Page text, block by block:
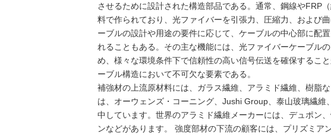
させるために設計された構造部品である。通常、鋼線やFRP
料で作られており、光ファイバーを引張力、圧縮力、および
ーブルの設計や用途の要件に応じて、ケーブルの中心部に配
れることもある。その主な機能には、光ファイバーケーブル
め、様々な環境条件下で信頼性の高い信号伝送を確保するこ
ーブル構造において不可欠な要素である。
補強材の上流原材料には、ガラス繊維、アラミド繊維、樹脂
は、オーウェンズ・コーニング、Jushi Group、泰山玻璃繊
中しています。世界のアラミド繊維メーカーには、デュポン
ンなどがあります。 強度部材の下流の顧客には、プリズミア